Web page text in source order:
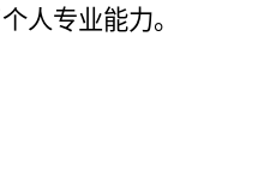
人专业能力。